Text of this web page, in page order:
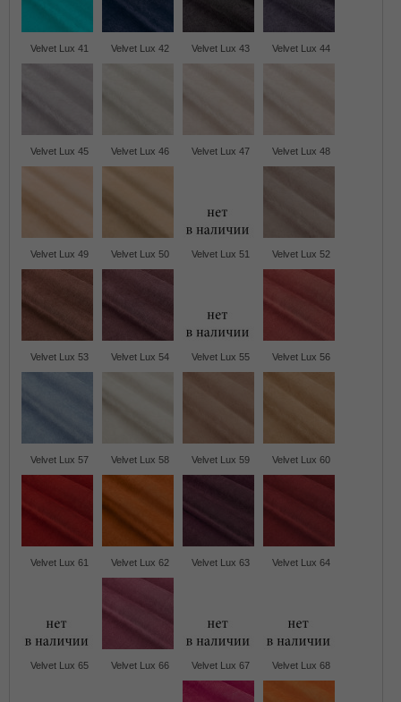
Velvet Lux 41 Velvet Lux 42 Velvet Lux 43 Velvet Lux 44
Velvet Lux 45 Velvet Lux 46 Velvet Lux 47 Velvet Lux 48
Velvet Lux 49 Velvet Lux 50 Velvet Lux 51 Velvet Lux 52
Velvet Lux 53 Velvet Lux 54 Velvet Lux 55 Velvet Lux 56
Velvet Lux 57 Velvet Lux 58 Velvet Lux 59 Velvet Lux 60
Velvet Lux 61 Velvet Lux 62 Velvet Lux 63 Velvet Lux 64
Velvet Lux 65 Velvet Lux 66 Velvet Lux 67 Velvet Lux 68